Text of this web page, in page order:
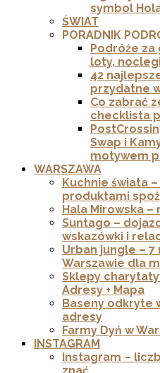
symbol
ŚWIAT
PORADNIK
Podróże za
loty,
42
przydatne
Co zabrać
checklista
Swap i
motywem
WARSZAWA
Kuchnie świata
produktami
Hala Mirowska
Suntago –
wskazówki i
Urban jungle – 7
Warszawie dla
Sklepy
Adresy + Mapa
Baseny odkryte
adresy
Farmy Dyń w
INSTAGRAM
Instagram –